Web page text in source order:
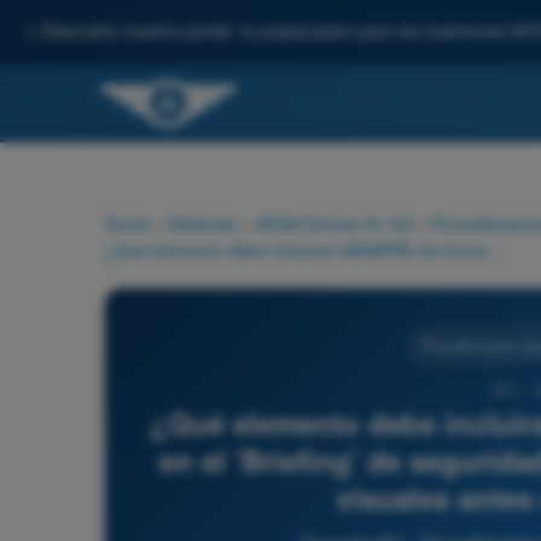
Descubre nuestro portal: tu preparación para los exámenes
Home Materias AESA Drones A1-A3
¿Qué elemento debe
en el 'Briefing' de
visuales